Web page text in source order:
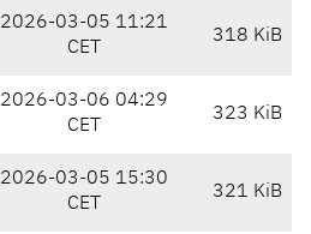
2026-03-05 11:21
CET
318 KiB
2026-03-06 04:29
CET
323 KiB
2026-03-05 15:30
CET
321 KiB